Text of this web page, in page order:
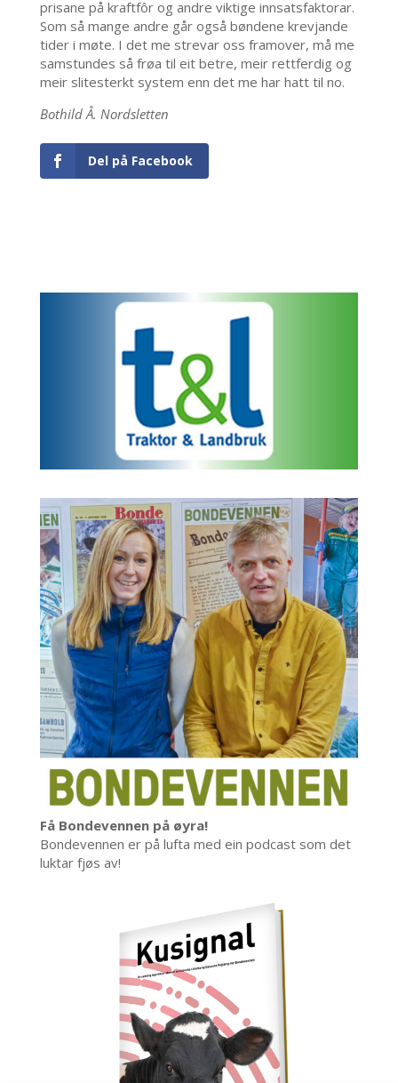
prisane på kraftfôr og andre viktige innsatsfaktorar.
Som så mange andre går også bøndene krevjande
tider i møte. I det me strevar oss framover, må me
samstundes så frøa til eit betre, meir rettferdig og
meir slitesterkt system enn det me har hatt til no.
Bothild Å. Nordsletten
Del på Facebook
Få Bondevennen på øyra!
Bondevennen er på lufta med ein podcast som det
luktar fjøs av!